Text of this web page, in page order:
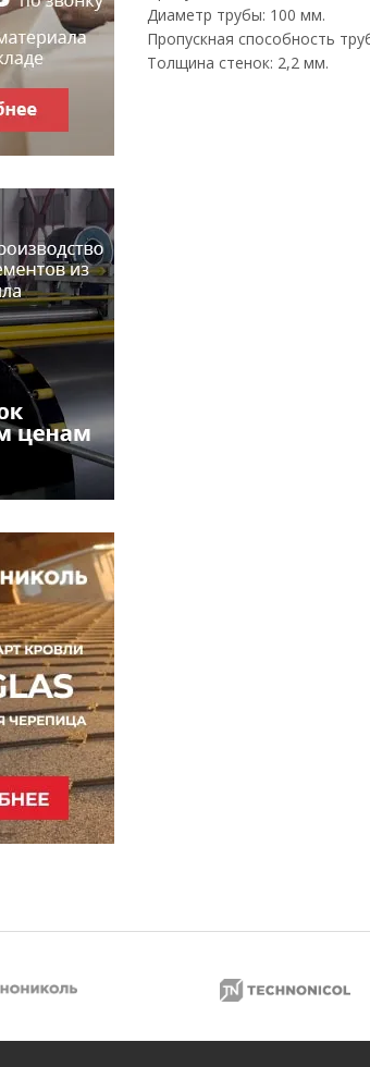
Диаметр трубы: 100 мм.
Пропускная способность
Толщина стенок: 2,2 мм.